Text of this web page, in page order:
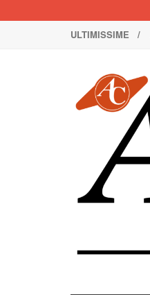
ULTIMISSIME /